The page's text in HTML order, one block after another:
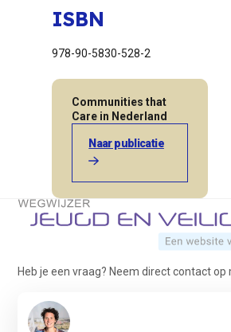
ISBN
978-90-5830-528-2
Communities that
Care in Nederland
Naar publicatie
Terug naar de startpagina
Heb je een vraag? Neem direct contact op